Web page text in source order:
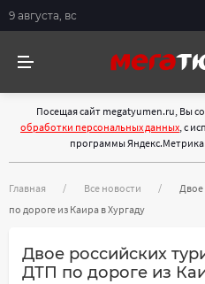
9 августа, вс
Посещая сайт megatyumen.ru, Вы
обработки персональных данных, с
программы Яндекс.Метрика
Главная Все новости
Двое
по дороге из Каира в Хургаду
Двое российских
ДТП по дороге из